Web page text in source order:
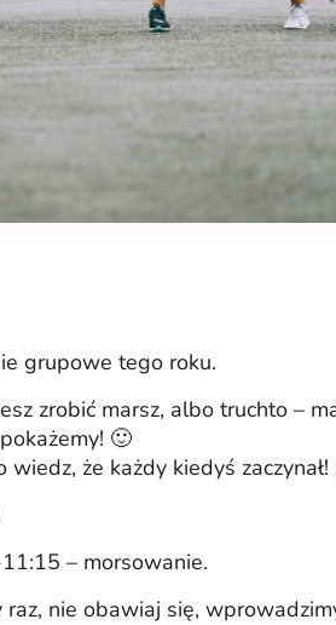
grupowe tego roku.
zrobić marsz, albo truchto –
🙂
że każdy kiedyś zaczynał!
– morsowanie.
nie obawiaj się,